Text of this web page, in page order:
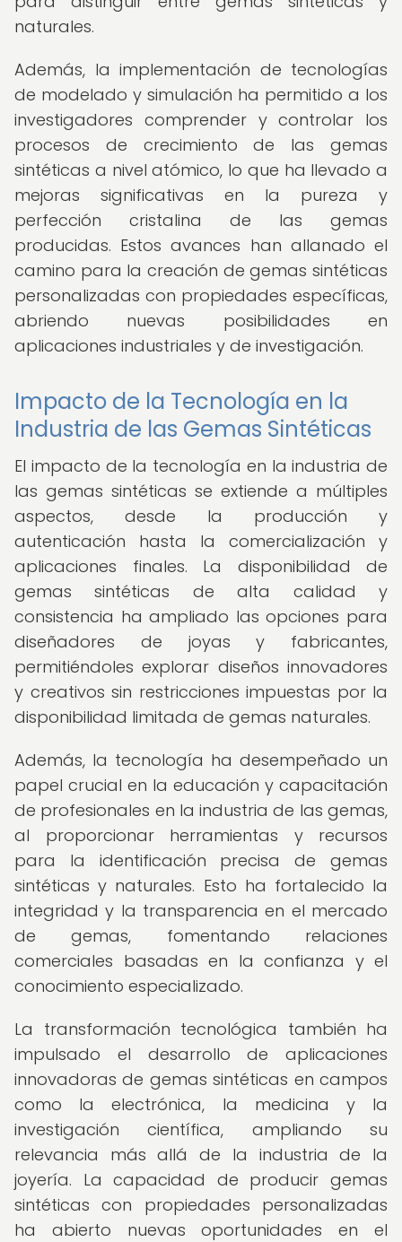
naturales.
Además, la implementación de tecnologías
de modelado y simulación ha permitido a los
investigadores comprender y controlar los
procesos de crecimiento de las gemas
sintéticas a nivel atómico, lo que ha llevado a
mejoras significativas en la pureza y
perfección cristalina de las gemas
producidas. Estos avances han allanado el
camino para la creación de gemas sintéticas
personalizadas con propiedades específicas,
abriendo nuevas posibilidades en
aplicaciones industriales y de investigación.
Impacto de la Tecnología en la
Industria de las Gemas Sintéticas
El impacto de la tecnología en la industria de
las gemas sintéticas se extiende a múltiples
aspectos, desde la producción y
autenticación hasta la comercialización y
aplicaciones finales. La disponibilidad de
gemas sintéticas de alta calidad y
consistencia ha ampliado las opciones para
diseñadores de joyas y fabricantes,
permitiéndoles explorar diseños innovadores
y creativos sin restricciones impuestas por la
disponibilidad limitada de gemas naturales.
Además, la tecnología ha desempeñado un
papel crucial en la educación y capacitación
de profesionales en la industria de las gemas,
al proporcionar herramientas y recursos
para la identificación precisa de gemas
sintéticas y naturales. Esto ha fortalecido la
integridad y la transparencia en el mercado
de gemas, fomentando relaciones
comerciales basadas en la confianza y el
conocimiento especializado.
La transformación tecnológica también ha
impulsado el desarrollo de aplicaciones
innovadoras de gemas sintéticas en campos
como la electrónica, la medicina y la
investigación científica, ampliando su
relevancia más allá de la industria de la
joyería. La capacidad de producir gemas
sintéticas con propiedades personalizadas
ha abierto nuevas oportunidades en el